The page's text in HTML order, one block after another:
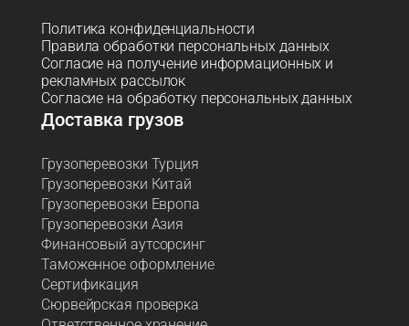
Политика конфиденциальности
Правила обработки персональных данных
Согласие на получение информационных и
рекламных рассылок
Согласие на обработку персональных данных
Доставка грузов
Грузоперевозки Турция
Грузоперевозки Китай
Грузоперевозки Европа
Грузоперевозки Азия
Финансовый аутсорсинг
Таможенное оформление
Сертификация
Сюрвейрская проверка